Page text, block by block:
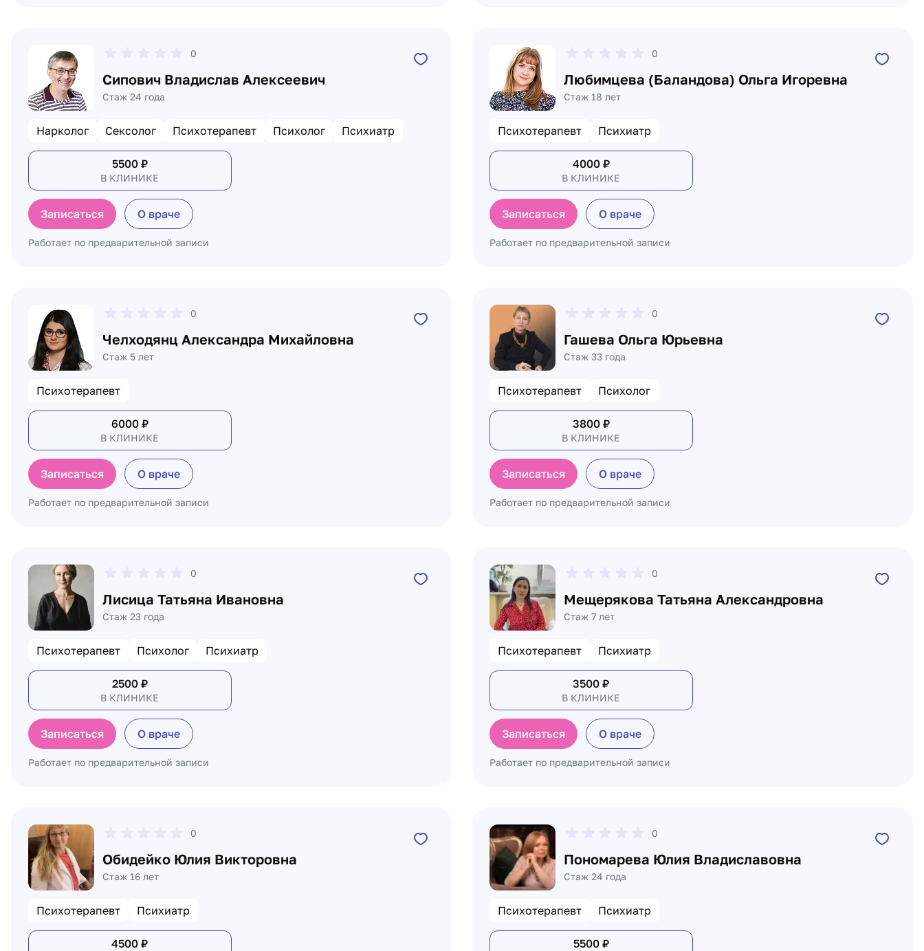
0
Сипович Владислав Алексеевич
Стаж 24 года
Нарколог Сексолог Психотерапевт Психолог Психиатр
5500₽
В КЛИНИКЕ
Записаться О враче
Работает по предварительной записи
0
Любимцева (Баландова) Ольга Игоревна
Стаж 18 лет
Психотерапевт Психиатр
4000₽
В КЛИНИКЕ
Записаться О враче
Работает по предварительной записи
0
Челходянц Александра Михайловна
Стаж 5 лет
Психотерапевт
6000₽
В КЛИНИКЕ
Записаться О враче
Работает по предварительной записи
0
Гашева Ольга Юрьевна
Стаж 33 года
Психотерапевт Психолог
3800₽
В КЛИНИКЕ
Записаться О враче
Работает по предварительной записи
0
Лисица Татьяна Ивановна
Стаж 23 года
Психотерапевт Психолог Психиатр
2500₽
В КЛИНИКЕ
Записаться О враче
Работает по предварительной записи
0
Мещерякова Татьяна Александровна
Стаж 7 лет
Психотерапевт Психиатр
3500 ₽
В КЛИНИКЕ
Записаться О враче
Работает по предварительной записи
0
Обидейко Юлия Викторовна
Стаж 16 лет
Психотерапевт Психиатр
4500 ₽
0
Пономарева Юлия Владиславовна
Стаж 24 года
Психотерапевт Психиатр
5500₽